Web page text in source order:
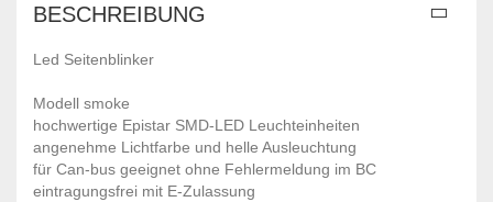
BESCHREIBUNG
Led Seitenblinker
Modell smoke
hochwertige Epistar SMD-LED Leuchteinheiten
angenehme Lichtfarbe und helle Ausleuchtung
für Can-bus geeignet ohne Fehlermeldung im BC
eintragungsfrei mit E-Zulassung